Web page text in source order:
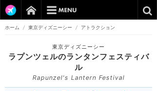
ホーム / 東京ディズニーシー / アトラクション
東京ディズニーシー
ラプンツェルのランタンフェスティバ
ル
Rapunzel's Lantern Festival